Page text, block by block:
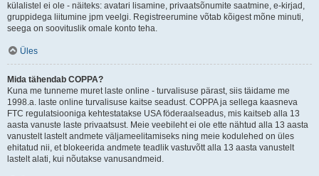
külalistel ei ole - näiteks: avatari lisamine, privaatsõnumite saatmine, e-kirjad,
gruppidega liitumine jpm veelgi. Registreerumine võtab kõigest mõne minuti,
seega on soovituslik omale konto teha.
Üles
Mida tähendab COPPA?
Kuna me tunneme muret laste online - turvalisuse pärast, siis täidame me
1998.a. laste online turvalisuse kaitse seadust. COPPA ja sellega kaasneva
FTC regulatsiooniga kehtestatakse USA föderaalseadus, mis kaitseb alla 13
aasta vanuste laste privaatsust. Meie veebileht ei ole ette nähtud alla 13 aasta
vanustelt lastelt andmete väljameelitamiseks ning meie kodulehed on üles
ehitatud nii, et blokeerida andmete teadlik vastuvõtt alla 13 aasta vanustelt
lastelt alati, kui nõutakse vanusandmeid.